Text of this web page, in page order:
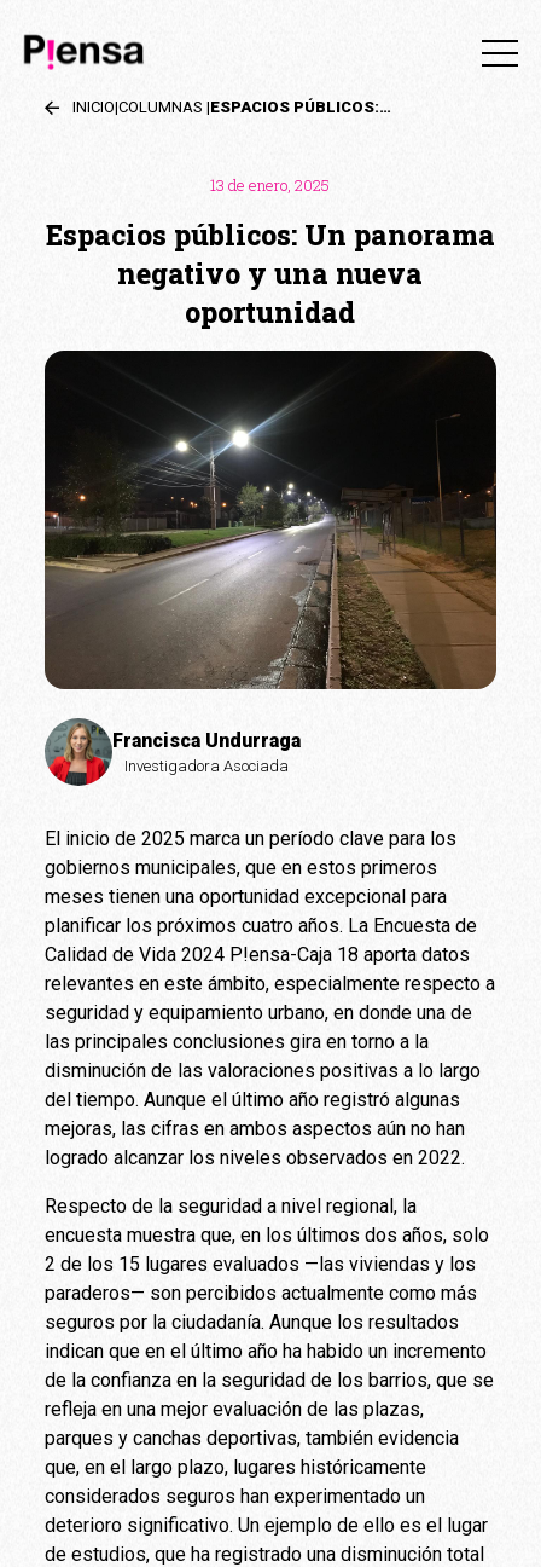
INICIO|COLUMNAS | ESPACIOS PÚBLICOS: UN PANORAMA NEGATIVO Y UNA NUEVA OPORTUNIDAD
13 de enero, 2025
Espacios públicos: Un panorama
negativo y una nueva
oportunidad
Francisca Undurraga
Investigadora Asociada
El inicio de 2025 marca un período clave para los
gobiernos municipales, que en estos primeros
meses tienen una oportunidad excepcional para
planificar los próximos cuatro años. La Encuesta de
Calidad de Vida 2024 P!ensa-Caja 18 aporta datos
relevantes en este ámbito, especialmente respecto a
seguridad y equipamiento urbano, en donde una de
las principales conclusiones gira en torno a la
disminución de las valoraciones positivas a lo largo
del tiempo. Aunque el último año registró algunas
mejoras, las cifras en ambos aspectos aún no han
logrado alcanzar los niveles observados en 2022.
Respecto de la seguridad a nivel regional, la
encuesta muestra que, en los últimos dos años, solo
2 de los 15 lugares evaluados —las viviendas y los
paraderos— son percibidos actualmente como más
seguros por la ciudadanía. Aunque los resultados
indican que en el último año ha habido un incremento
de la confianza en la seguridad de los barrios, que se
refleja en una mejor evaluación de las plazas,
parques y canchas deportivas, también evidencia
que, en el largo plazo, lugares históricamente
considerados seguros han experimentado un
deterioro significativo. Un ejemplo de ello es el lugar
de estudios, que ha registrado una disminución total